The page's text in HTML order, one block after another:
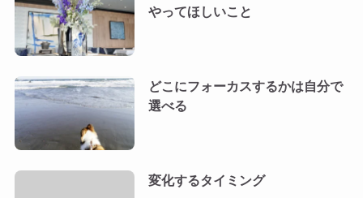
やってほしいこと
どこにフォーカスするかは自分で
選べる
変化するタイミング